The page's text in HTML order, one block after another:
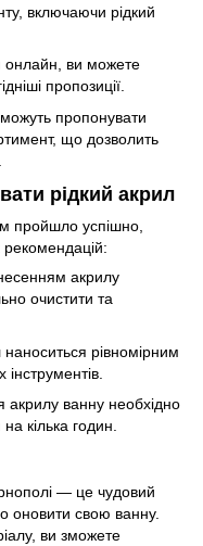
включаючи рідкий
ви можете
пропозиції.
можуть пропонувати
що дозволить
рідкий акрил
пройшло успішно,
рекомендацій:
акрилу
очистити та
наноситься рівномірним
акрилу ванну необхідно
кілька годин.
— це чудовий
оновити свою ванну.
ви зможете